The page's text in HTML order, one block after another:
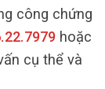
công chứng
hoặc
cụ thể và